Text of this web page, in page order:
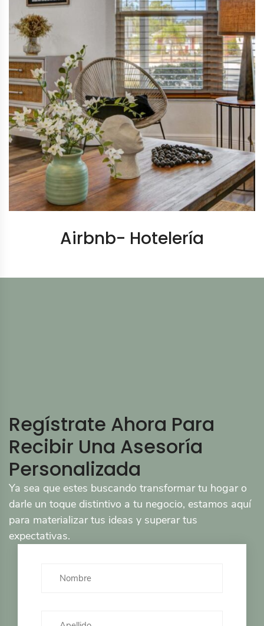
Airbnb- Hotelería
Regístrate Ahora Para
Recibir Una Asesoría
Personalizada
Ya sea que estes buscando transformar tu hogar o
darle un toque distintivo a tu negocio, estamos aquí
para materializar tus ideas y superar tus
expectativas.